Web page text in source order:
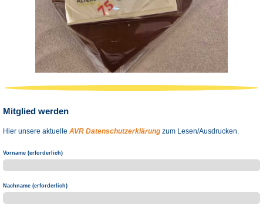
Mitglied werden
Hier unsere aktuelle AVR Datenschutzerklärung zum Lesen/Ausdrucken.
Vorname (erforderlich)
Nachname (erforderlich)